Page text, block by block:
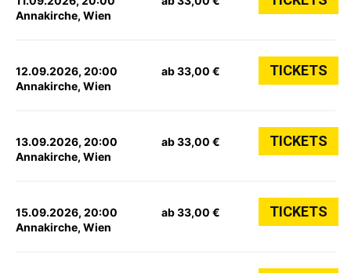
Annakirche, Wien
12.09.2026, 20:00
Annakirche, Wien
ab 33,00 € TICKETS
13.09.2026, 20:00
Annakirche, Wien
ab 33,00 € TICKETS
15.09.2026, 20:00
Annakirche, Wien
ab 33,00 € TICKETS